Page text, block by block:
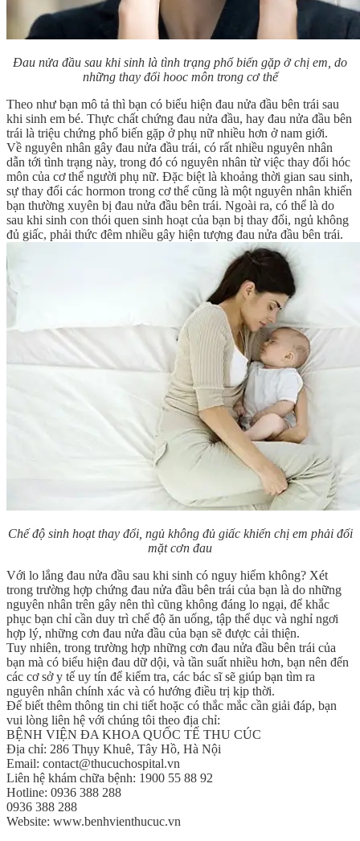
Đau nửa đầu sau khi sinh là tình trạng phổ biến gặp ở chị em, do
những thay đổi hooc môn trong cơ thể
Theo như bạn mô tả thì bạn có biểu hiện đau nửa đầu bên trái sau
khi sinh em bé. Thực chất chứng đau nửa đầu, hay đau nửa đầu bên
trái là triệu chứng phổ biến gặp ở phụ nữ nhiều hơn ở nam giới.
Về nguyên nhân gây đau nửa đầu trái, có rất nhiều nguyên nhân
dẫn tới tình trạng này, trong đó có nguyên nhân từ việc thay đổi hóc
môn của cơ thể người phụ nữ. Đặc biệt là khoảng thời gian sau sinh,
sự thay đổi các hormon trong cơ thể cũng là một nguyên nhân khiến
bạn thường xuyên bị đau nửa đầu bên trái. Ngoài ra, có thể là do
sau khi sinh con thói quen sinh hoạt của bạn bị thay đổi, ngủ không
đủ giấc, phải thức đêm nhiều gây hiện tượng đau nửa đầu bên trái.
Chế độ sinh hoạt thay đổi, ngủ không đủ giấc khiến chị em phải đối
mặt cơn đau
Với lo lắng đau nửa đầu sau khi sinh có nguy hiểm không? Xét
trong trường hợp chứng đau nửa đầu bên trái của bạn là do những
nguyên nhân trên gây nên thì cũng không đáng lo ngại, để khắc
phục bạn chỉ cần duy trì chế độ ăn uống, tập thể dục và nghỉ ngơi
hợp lý, những cơn đau nửa đầu của bạn sẽ được cải thiện.
Tuy nhiên, trong trường hợp những cơn đau nửa đầu bên trái của
bạn mà có biểu hiện đau dữ dội, và tần suất nhiều hơn, bạn nên đến
các cơ sở y tế uy tín để kiểm tra, các bác sĩ sẽ giúp bạn tìm ra
nguyên nhân chính xác và có hướng điều trị kịp thời.
Để biết thêm thông tin chi tiết hoặc có thắc mắc cần giải đáp, bạn
vui lòng liên hệ với chúng tôi theo địa chỉ:
BỆNH VIỆN ĐA KHOA QUỐC TẾ THU CÚC
Địa chỉ: 286 Thụy Khuê, Tây Hồ, Hà Nội
Email: contact@thucuchospital.vn
Liên hệ khám chữa bệnh: 1900 55 88 92
Hotline: 0936 388 288
0936 388 288
Website: www.benhvienthucuc.vn